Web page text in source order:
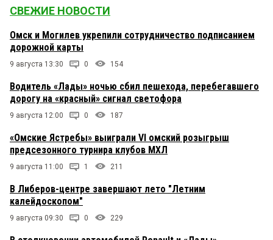
СВЕЖИЕ НОВОСТИ
Омск и Могилев укрепили сотрудничество подписанием
дорожной карты
9 августа 13:30 0 154
Водитель «Лады» ночью сбил пешехода, перебегавшего
дорогу на «красный» сигнал светофора
9 августа 12:00 0 187
«Омские Ястребы» выиграли VI омский розыгрыш
предсезонного турнира клубов МХЛ
9 августа 11:00 1 211
В Либеров-центре завершают лето "Летним
калейдоскопом"
9 августа 09:30 0 229